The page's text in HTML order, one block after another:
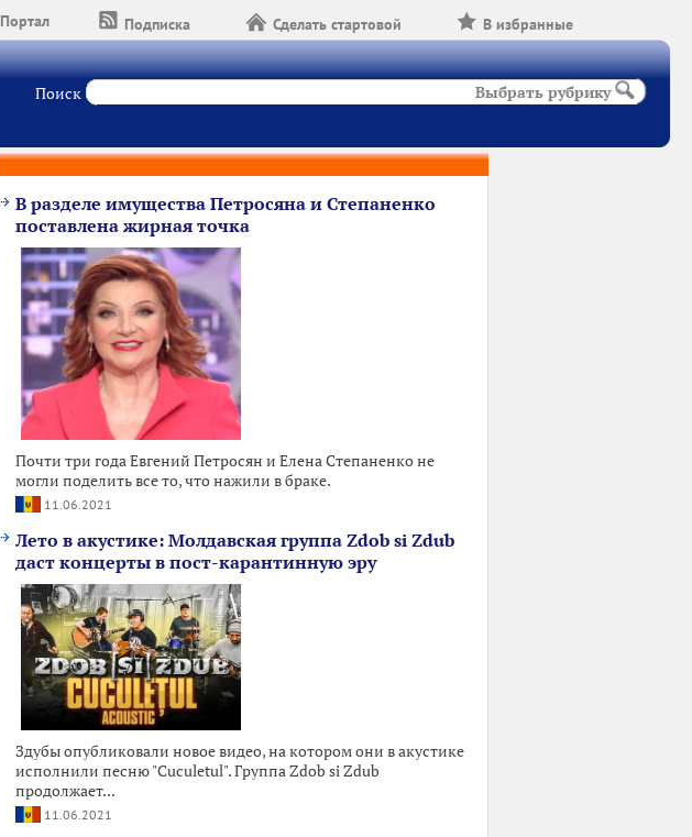
В избранные
Сделать стартовой
Подписка
Портал
Поиск Выбрать рубрику
В разделе имущества Петросяна и Степаненко
поставлена жирная точка
Почти три года Евгений Петросян и Елена Степаненко не
могли поделить все то, что нажили в браке.
11.06.2021
Лето в акустике: Молдавская группа Zdob si Zdub
даст концерты в пост-карантинную эру
Здубы опубликовали новое видео, на котором они в акустике
исполнили песню "Cuculetul". Группа Zdob si Zdub
продолжает...
11.06.2021